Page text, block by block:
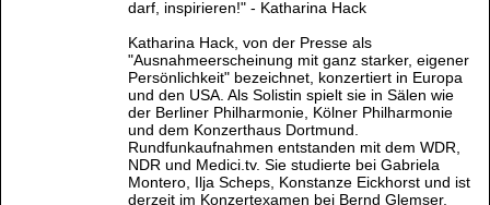
darf, inspirieren!" - Katharina Hack
Katharina Hack, von der Presse als
"Ausnahmeerscheinung mit ganz starker, eigener
Persönlichkeit" bezeichnet, konzertiert in Europa
und den USA. Als Solistin spielt sie in Sälen wie
der Berliner Philharmonie, Kölner Philharmonie
und dem Konzerthaus Dortmund.
Rundfunkaufnahmen entstanden mit dem WDR,
NDR und Medici.tv. Sie studierte bei Gabriela
Montero, Ilja Scheps, Konstanze Eickhorst und ist
derzeit im Konzertexamen bei Bernd Glemser.